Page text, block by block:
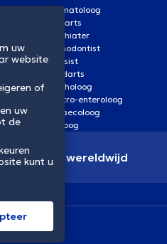
Dermatoloog
Oogarts
Psychiater
Orthodontist
Kinesist
Tandarts
Psycholoog
Gastro-enteroloog
Gynaecoloog
Uroloog
wereldwijd
uw
website
of
uw
de
kunt u